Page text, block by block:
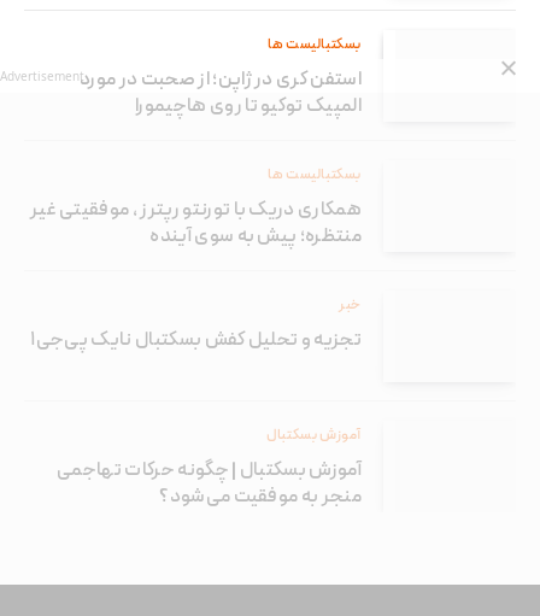
بسکتبالیست ها
استفن کری در ژاپن؛ از صحبت در مورد
المپیک توکیو تا روی هاچیمورا
بسکتبالیست ها
همکاری دریک با تورنتو رپترز ، موفقیتی غیر
منتظره؛ پیش به سوی آینده
خبر
تجزیه و تحلیل کفش بسکتبال نایک پی‌جی۱
آموزش بسکتبال
آموزش بسکتبال | چگونه حرکات تهاجمی
منجر به موفقیت می‌شود؟
Advertisement